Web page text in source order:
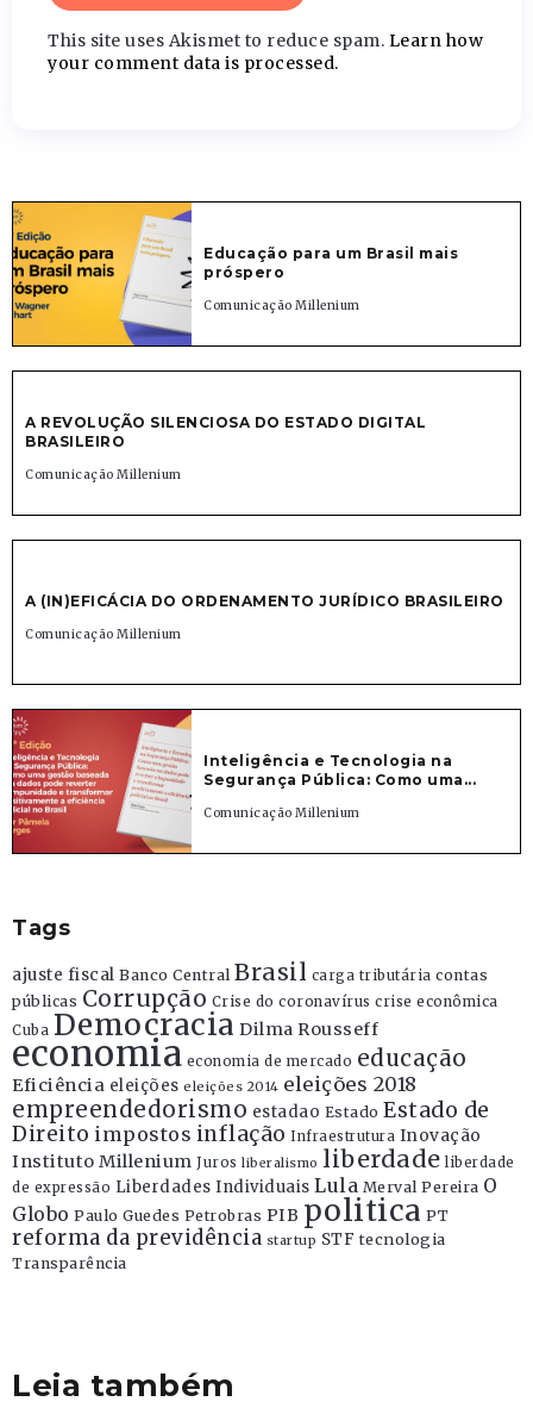
This site uses Akismet to reduce spam. Learn how
your comment data is processed.
Educação para um Brasil mais
próspero
Comunicação Millenium
A REVOLUÇÃO SILENCIOSA DO ESTADO DIGITAL
BRASILEIRO
Comunicação Millenium
A (IN)EFICÁCIA DO ORDENAMENTO JURÍDICO BRASILEIRO
Comunicação Millenium
Inteligência e Tecnologia na
Segurança Pública: Como uma...
Comunicação Millenium
Tags
ajuste fiscal Banco Central Brasil carga tributária contas
públicas Corrupção Crise do coronavírus crise econômica
Cuba Democracia Dilma Rousseff
economia economia de mercado educação
Eficiência eleições eleições 2014 eleições 2018
empreendedorismo estadao Estado Estado de
Direito impostos inflação Infraestrutura Inovação
Instituto Millenium Juros liberalismo liberdade liberdade
de expressão Liberdades Individuais Lula Merval Pereira O
Globo Paulo Guedes Petrobras PIB politica PT
reforma da previdência startup STF tecnologia
Transparência
Leia também